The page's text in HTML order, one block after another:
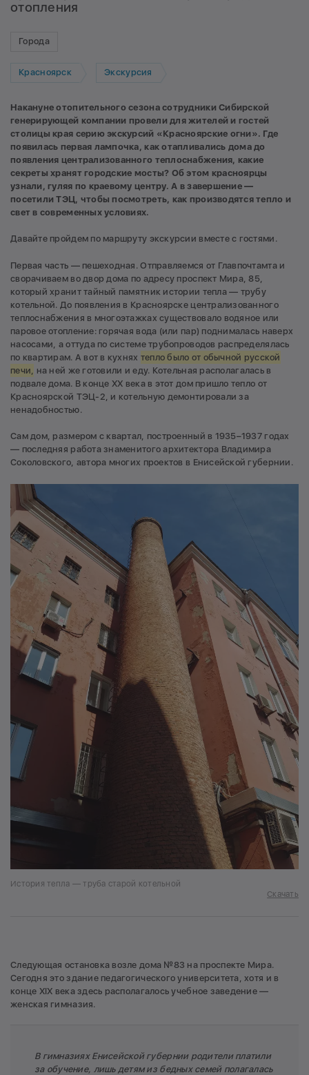
отопления
Города
Красноярск Экскурсия
Накануне отопительного сезона сотрудники Сибирской
генерирующей компании провели для жителей и гостей
столицы края серию экскурсий «Красноярские огни». Где
появилась первая лампочка, как отапливались дома до
появления централизованного теплоснабжения, какие
секреты хранят городские мосты? Об этом красноярцы
узнали, гуляя по краевому центру. А в завершение —
посетили ТЭЦ, чтобы посмотреть, как производятся тепло и
свет в современных условиях.
Давайте пройдем по маршруту экскурсии вместе с гостями.
Первая часть — пешеходная. Отправляемся от Главпочтамта и
сворачиваем во двор дома по адресу проспект Мира, 85,
который хранит тайный памятник истории тепла — трубу
котельной. До появления в Красноярске централизованного
теплоснабжения в многоэтажках существовало водяное или
паровое отопление: горячая вода (или пар) поднималась наверх
насосами, а оттуда по системе трубопроводов распределялась
по квартирам. А вот в кухнях тепло было от обычной русской
печи,
на ней же готовили и еду. Котельная располагалась в
подвале дома. В конце XX века в этот дом пришло тепло от
Красноярской ТЭЦ-2, и котельную демонтировали за
ненадобностью.
Сам дом, размером с квартал, построенный в 1935–1937 годах
— последняя работа знаменитого архитектора Владимира
Соколовского, автора многих проектов в Енисейской губернии.
История тепла — труба старой котельной
Скачать
Следующая остановка возле дома №83 на проспекте Мира.
Сегодня это здание педагогического университета, хотя и в
конце XIX века здесь располагалось учебное заведение —
женская гимназия.
В гимназиях Енисейской губернии родители платили
за обучение, лишь детям из бедных семей полагалась